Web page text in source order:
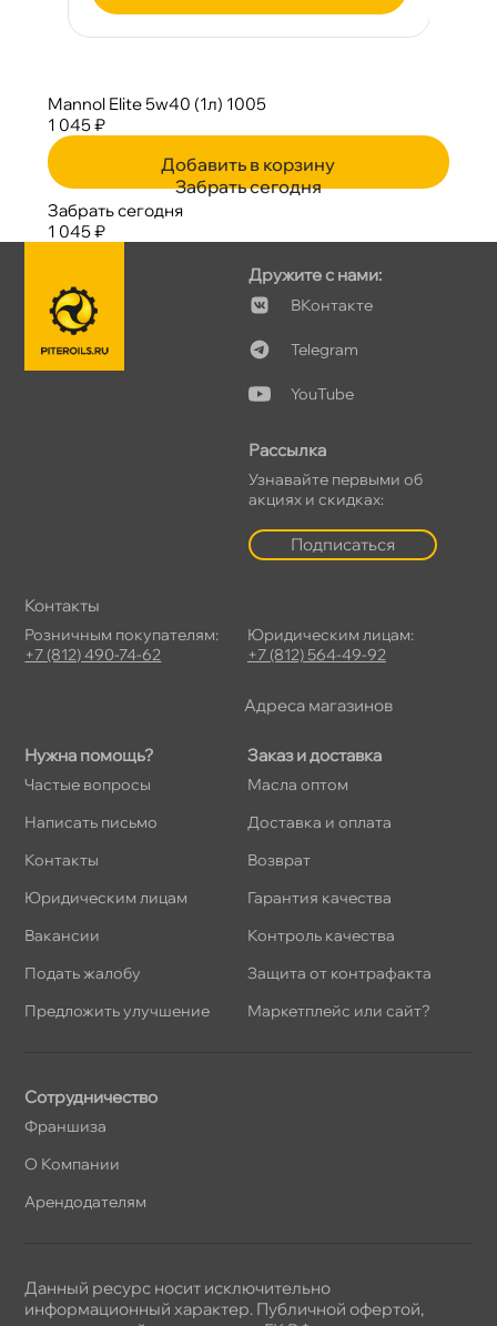
Mannol Elite 5w40 (1л) 1005
1 045 ₽
Добавить в корзину
Забрать сегодня
Забрать сегодня
1 045 ₽
Нужна помощь?
Частые вопросы
Написать письмо
Контакты
Юридическим лицам
акансии
Подать жалобу
Предложить улучшение
Заказ и доставка
Масла оптом
Доставка и оплата
озврат
Гарантия качества
Контроль качества
Защита от контрафакта
Маркетплейс или сайт?
Дружите с нами:
Контакте
Telegram
YouTube
Рассылка
Узнавайте первыми о
акциях и скидках:
Подписаться
Сотрудничество
Франшиза
О Компании
Арендодателям
Контакты
Розничным покупателям:
+7 (812) 490-74-62
Юридическим лицам:
+7 (812) 564-49-92
Адреса магазино
Данный ресурс носит исключительно
информационный характер. Публичной офертой,